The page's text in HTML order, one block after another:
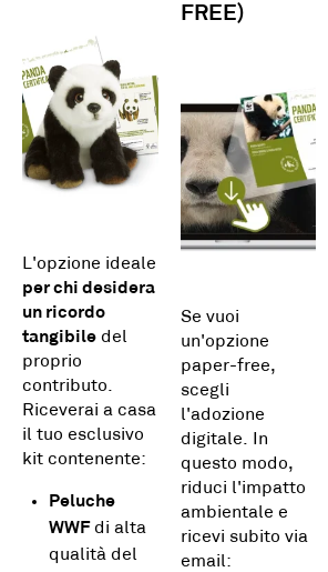
L'opzione ideale
per chi desidera
un ricordo
tangibile del
proprio
contributo.
Riceverai a casa
il tuo esclusivo
kit contenente:
Peluche
WWFdi alta
qualità del
FREE)
Se vuoi
un'opzione
paper-free,
scegli
l'adozione
digitale. In
questo modo,
riduci l'impatto
ambientale e
ricevi subito via
email: